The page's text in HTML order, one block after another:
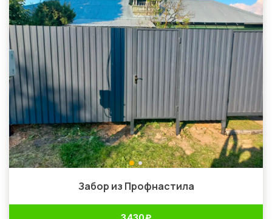
Забор из Профнастила